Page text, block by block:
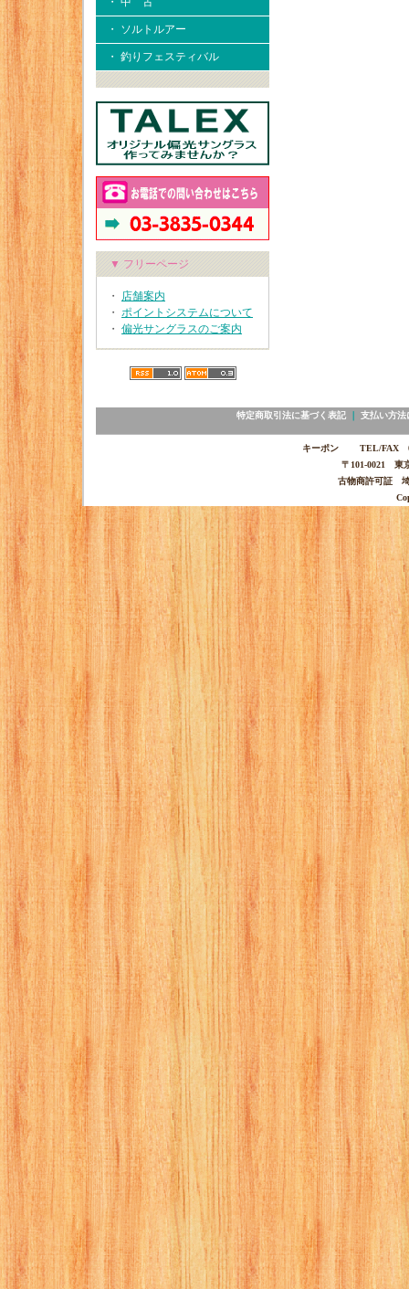
・ ソルトルアー
・ 釣りフェスティバル
▼ フリーページ
・ 店舗案内
・ ポイントシステムについて
・ 偏光サングラスのご案内
特定商取引法に基づく表記｜ 支払い方法
キーポン TEL/FAX
〒101-0021 東
古物商許可証